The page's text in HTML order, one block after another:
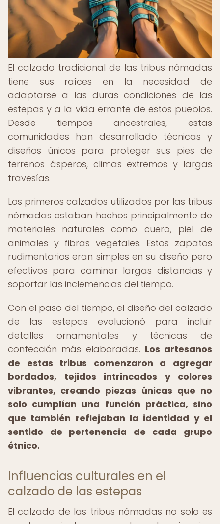
El calzado tradicional de las tribus nómadas
tiene sus raíces en la necesidad de
adaptarse a las duras condiciones de las
estepas y a la vida errante de estos pueblos.
Desde tiempos ancestrales, estas
comunidades han desarrollado técnicas y
diseños únicos para proteger sus pies de
terrenos ásperos, climas extremos y largas
travesías.
Los primeros calzados utilizados por las tribus
nómadas estaban hechos principalmente de
materiales naturales como cuero, piel de
animales y fibras vegetales. Estos zapatos
rudimentarios eran simples en su diseño pero
efectivos para caminar largas distancias y
soportar las inclemencias del tiempo.
Con el paso del tiempo, el diseño del calzado
de las estepas evolucionó para incluir
detalles ornamentales y técnicas de
confección más elaboradas. Los artesanos
de estas tribus comenzaron a agregar
bordados, tejidos intrincados y colores
vibrantes, creando piezas únicas que no
solo cumplían una función práctica, sino
que también reflejaban la identidad y el
sentido de pertenencia de cada grupo
étnico.
Influencias culturales en el
calzado de las estepas
El calzado de las tribus nómadas no solo es